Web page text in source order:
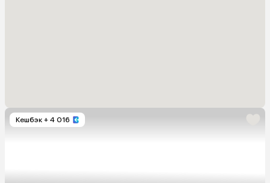
Кешбэк + 4 016